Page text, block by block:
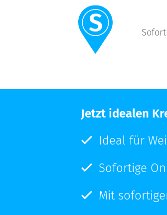
Jetzt idealen
Ideal für
Sofortige
Mit